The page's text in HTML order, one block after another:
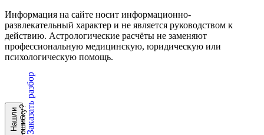
Информация на сайте носит информационно-
развлекательный характер и не является руководством к
действию. Астрологические расчёты не заменяют
профессиональную медицинскую, юридическую или
психологическую помощь.
Н
а
ш
л
и
о
ш
и
б
к
у?Заказать разбор